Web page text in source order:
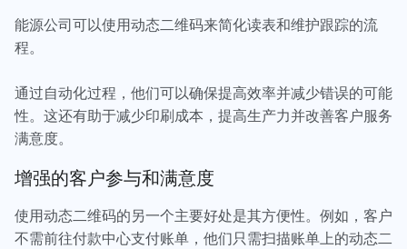
能源公司可以使用动态二维码来简化读表和维护跟踪的流
程。
通过自动化过程，他们可以确保提高效率并减少错误的可能
性。这还有助于减少印刷成本，提高生产力并改善客户服务
满意度。
增强的客户参与和满意度
使用动态二维码的另一个主要好处是其方便性。例如，客户
不需前往付款中心支付账单，他们只需扫描账单上的动态二